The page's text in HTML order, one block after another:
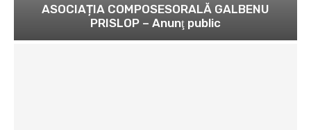
ASOCIAȚIA COMPOSESORALĂ GALBENU
PRISLOP – Anunţ public